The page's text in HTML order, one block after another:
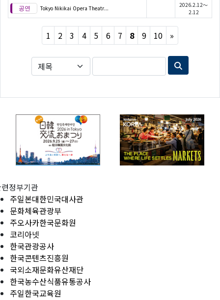
Tokyo Nikikai Opera Theatr...
2026.2.12～
2.12
1 2 3 4 5 6 7 8 9 10 »
정부기관
주일본대한민국대사관
문화체육관광부
주오사카한국문화원
코리아넷
한국관광공사
한국콘텐츠진흥원
국외소재문화유산재단
한국농수산식품유통공사
주일한국교육원